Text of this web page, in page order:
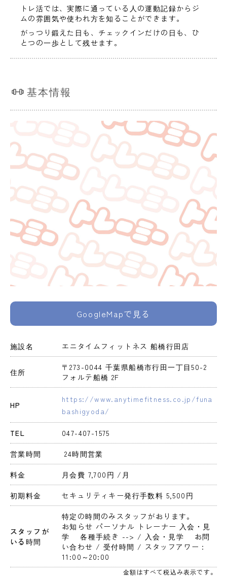
トレ活では、実際に通っている人の運動記録からジ
ムの雰囲気や使われ方を知ることができます。
がっつり鍛えた日も、チェックインだけの日も、ひ
とつの一歩として残せます。
基本情報
GoogleMapで見る
施設名 エニタイムフィットネス 船橋行田店
住所
〒273-0044 千葉県船橋市行田一丁目50-2
フォルテ船橋 2F
HP
https://www.anytimefitness.co.jp/funa
bashigyoda/
TEL 047-407-1575
営業時間 24時間営業
料金 月会費 7,700円 /月
初期料金 セキュリティキー発行手数料 5,500円
スタッフが
いる時間
特定の時間のみスタッフがおります。
お知らせ パーソナル トレーナー 入会・見
学　 各種手続き --> / 入会・見学　 お問
い合わせ / 受付時間 / スタッフアワー：
11:00～20:00
金額はすべて税込み表示です。